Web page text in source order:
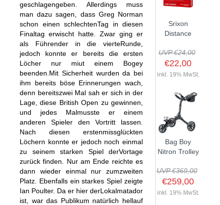
ZUBEHÖR
geschlagengeben. Allerdings muss
man dazu sagen, dass Greg Norman
schon einen schlechtenTag in diesen
Finaltag erwischt hatte. Zwar ging er
als Führender in die vierteRunde,
jedoch konnte er bereits die ersten
Löcher nur miut einem Bogey
beenden.Mit Sicherheit wurden da bei
ihm bereits böse Erinnerungen wach,
denn bereitszwei Mal sah er sich in der
Lage, diese British Open zu gewinnen,
und jedes Malmusste er einem
anderen Spieler den Vortritt lassen.
Nach diesen erstenmissglückten
Löchern konnte er jedoch noch einmal
zu seinem starken Spiel derVortage
zurück finden. Nur am Ende reichte es
dann wieder einmal nur zumzweiten
Platz. Ebenfalls ein starkes Spiel zeigte
Ian Poulter. Da er hier derLokalmatador
ist, war das Publikum natürlich hellauf
Srixon
Distance
UVP €24,00
€22,00
inkl. 19% MwSt.
Bag Boy
Nitron Trolley
UVP €369,00
€259,00
inkl. 19% MwSt.